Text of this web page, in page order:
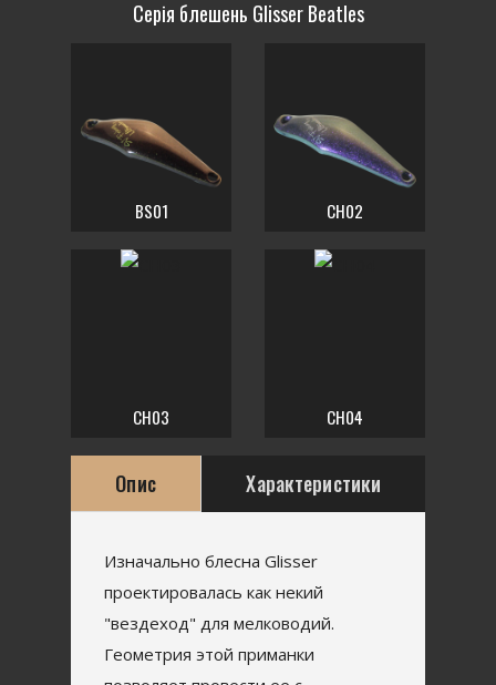
Серія блешень Glisser Beatles
BS01 CH02
CH03 CH04
Опис Характеристики
Изначально блесна Glisser
проектировалась как некий
"вездеход" для мелководий.
Геометрия этой приманки